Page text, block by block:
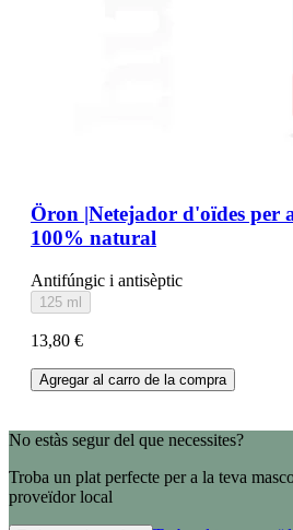
Öron |Netejador d'oïdes per
100% natural
Antifúngic i antisèptic
125 ml
13,80 €
Agregar al carro de la compra
No estàs segur del que necessites?
Troba un plat perfecte per a la teva
proveïdor local